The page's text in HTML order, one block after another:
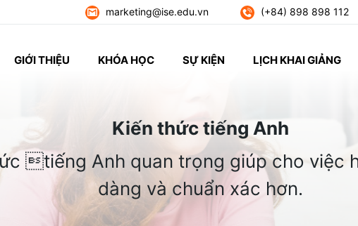
marketing@ise.edu.vn (+84) 898 898 112
GIỚI THIỆU KHÓA HỌC SỰ KIỆN LỊCH KHAI GIẢNG
Kiến thức tiếng Anh
tiếng Anh quan trọng giúp cho việc
dàng và chuẩn xác hơn.